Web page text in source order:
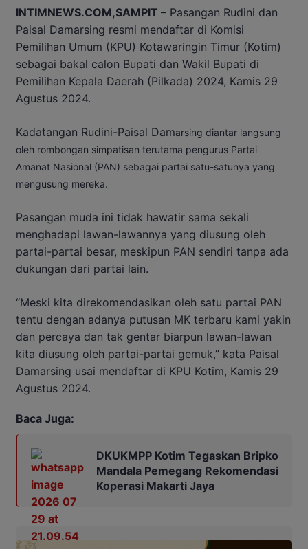
INTIMNEWS.COM,SAMPIT – Pasangan Rudini dan
Paisal Damarsing resmi mendaftar di Komisi
Pemilihan Umum (KPU) Kotawaringin Timur (Kotim)
sebagai bakal calon Bupati dan Wakil Bupati di
Pemilihan Kepala Daerah (Pilkada) 2024, Kamis 29
Agustus 2024.
Kadatangan Rudini-Paisal Damarsing diantar langsung
oleh rombongan simpatisan terutama pengurus Partai
Amanat Nasional (PAN) sebagai partai satu-satunya yang
mengusung mereka.
Pasangan muda ini tidak hawatir sama sekali
menghadapi lawan-lawannya yang diusung oleh
partai-partai besar, meskipun PAN sendiri tanpa ada
dukungan dari partai lain.
“Meski kita direkomendasikan oleh satu partai PAN
tentu dengan adanya putusan MK terbaru kami yakin
dan percaya dan tak gentar biarpun lawan-lawan
kita diusung oleh partai-partai gemuk,” kata Paisal
Damarsing usai mendaftar di KPU Kotim, Kamis 29
Agustus 2024.
Baca Juga:
DKUKMPP Kotim Tegaskan Bripko
Mandala Pemegang Rekomendasi
Koperasi Makarti Jaya